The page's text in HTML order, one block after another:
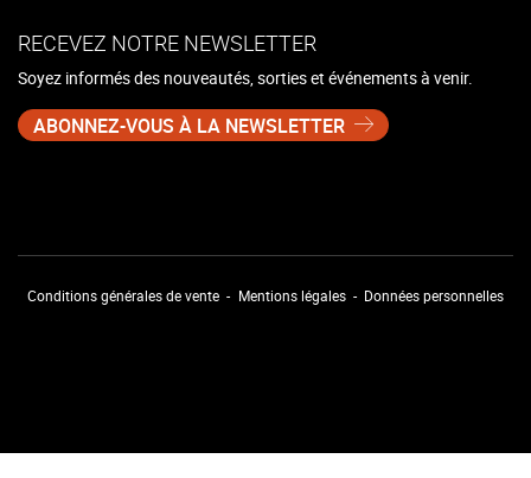
RECEVEZ NOTRE NEWSLETTER
Soyez informés des nouveautés, sorties et événements à venir.
ABONNEZ-VOUS À LA NEWSLETTER
Conditions générales de vente Mentions légales Données personnelles